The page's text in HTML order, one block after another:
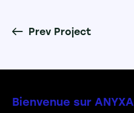
Prev Project
Bienvenue sur ANYXA